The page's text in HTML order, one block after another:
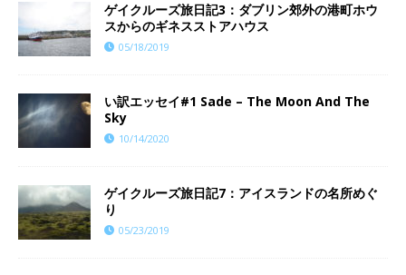
ゲイクルーズ旅日記3：ダブリン郊外の港町ホウ
スからのギネスストアハウス
05/18/2019
い訳エッセイ#1 Sade – The Moon And The
Sky
10/14/2020
ゲイクルーズ旅日記7：アイスランドの名所めぐ
り
05/23/2019